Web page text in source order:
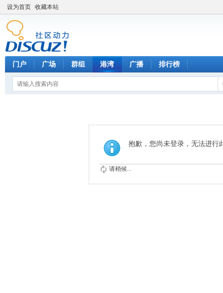
设为首页 收藏本站
门户 广场 群组 港湾 广播 排行榜
抱歉，您尚未登录，无法进行
请稍候...